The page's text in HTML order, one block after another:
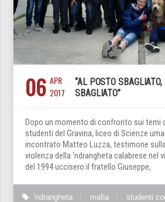
06 APR
2017
“AL POSTO
SBAGLIATO”
Dopo un momento di confronto sui temi
studenti del Gravina, liceo di Scienze
incontrato Matteo Luzza, testimone
violenza della ‘ndrangheta calabrese nel
del 1994 uccisero il fratello Giuseppe,
'ndrangheta mafia studenti